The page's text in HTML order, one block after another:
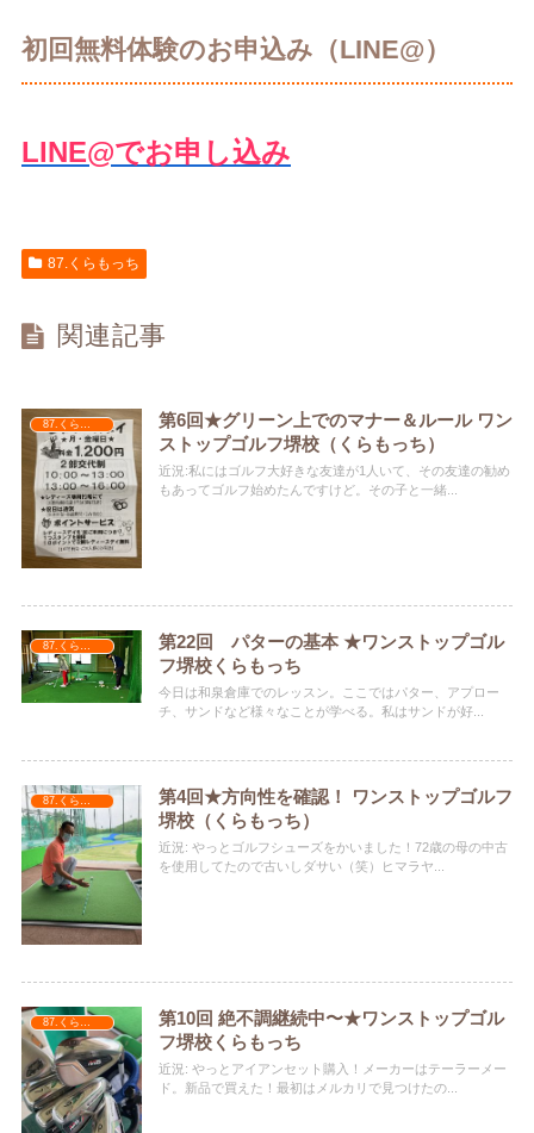
初回無料体験のお申込み（LINE@）
LINE@でお申し込み
87.くらもっち
関連記事
87.くらもっち
第6回★グリーン上でのマナー＆ルール ワン
ストップゴルフ堺校（くらもっち）
近況:私にはゴルフ大好きな友達が1人いて、その友達の勧め
もあってゴルフ始めたんですけど。その子と一緒...
第22回 パターの基本 ★ワンストップゴル
フ堺校くらもっち
今日は和泉倉庫でのレッスン。ここではパター、アプロー
チ、サンドなど様々なことが学べる。私はサンドが好...
87.くらもっち
第4回★方向性を確認！ ワンストップゴルフ
堺校（くらもっち）
近況: やっとゴルフシューズをかいました！72歳の母の中古
を使用してたので古いしダサい（笑）ヒマラヤ...
第10回 絶不調継続中〜★ワンストップゴル
フ堺校くらもっち
近況: やっとアイアンセット購入！メーカーはテーラーメー
ド。新品で買えた！最初はメルカリで見つけたの...